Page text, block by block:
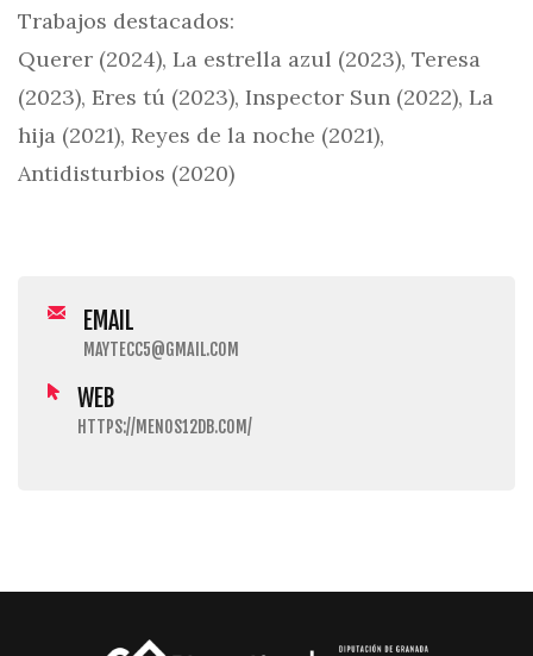
Trabajos destacados:
Querer (2024), La estrella azul (2023), Teresa
(2023), Eres tú (2023), Inspector Sun (2022), La
hija (2021), Reyes de la noche (2021),
Antidisturbios (2020)
EMAIL
MAYTECC5@GMAIL.COM
WEB
HTTPS://MENOS12DB.COM/